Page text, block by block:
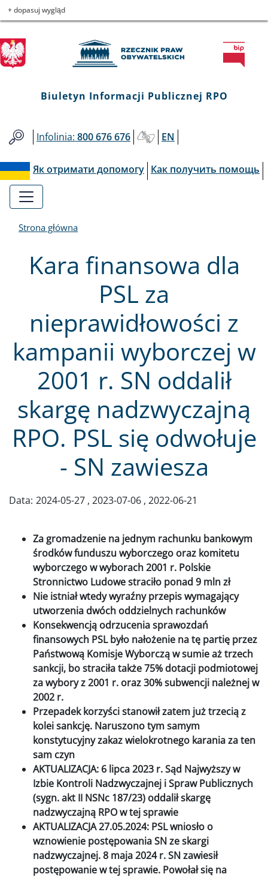
Przejdź
do
menu
głównego
Przejdź
do
treści
Przejdź
to
informacji
o
kontakcie
Przejdź
do
mapy
serwisu
Biuletyn
Informacji
Publicznej
RPO
+ dopasuj wygląd
Biuletyn Informacji Publicznej RPO
Infolinia: 800 676 676 EN
Як отримати допомогу Как получить помощь
Strona główna
Kara finansowa dla
PSL za
nieprawidłowości z
kampanii wyborczej w
2001 r. SN oddalił
skargę nadzwyczajną
RPO. PSL się odwołuje
- SN zawiesza
Data: 2024-05-27 2023-07-06 2022-06-21
Za gromadzenie na jednym rachunku bankowym
środków funduszu wyborczego oraz komitetu
wyborczego w wyborach 2001 r. Polskie
Stronnictwo Ludowe straciło ponad 9 mln zł
Nie istniał wtedy wyraźny przepis wymagający
utworzenia dwóch oddzielnych rachunków
Konsekwencją odrzucenia sprawozdań
finansowych PSL było nałożenie na tę partię przez
Państwową Komisje Wyborczą w sumie aż trzech
sankcji, bo straciła także 75% dotacji podmiotowej
za wybory z 2001 r. oraz 30% subwencji należnej w
2002 r.
Przepadek korzyści stanowił zatem już trzecią z
kolei sankcję. Naruszono tym samym
konstytucyjny zakaz wielokrotnego karania za ten
sam czyn
AKTUALIZACJA: 6 lipca 2023 r. Sąd Najwyższy w
Izbie Kontroli Nadzwyczajnej i Spraw Publicznych
(sygn. akt II NSNc 187/23) oddalił skargę
nadzwyczajną RPO w tej sprawie
AKTUALIZACJA 27.05.2024: PSL wniosło o
wznowienie postępowania SN ze skargi
nadzwyczajnej. 8 maja 2024 r. SN zawiesił
postępowanie w tej sprawie. Powołał się na